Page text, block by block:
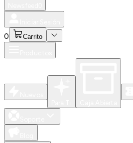
0 Carrito